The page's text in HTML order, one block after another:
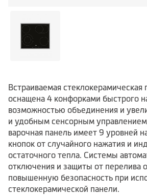
Встраиваемая стеклокерамическая
оснащена 4 конфорками быстрого
возможностью объединения и
и удобным сенсорным
варочная панель имеет 9 уровней
кнопок от случайного нажатия и
остаточного тепла. Системы
отключения и защиты от перелива
повышенную безопасность при
стеклокерамической панели.